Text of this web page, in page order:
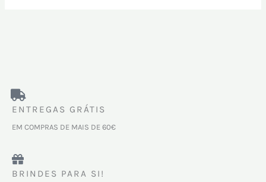
ENTREGAS GRÁTIS
EM COMPRAS DE MAIS DE 60€
BRINDES PARA SI!